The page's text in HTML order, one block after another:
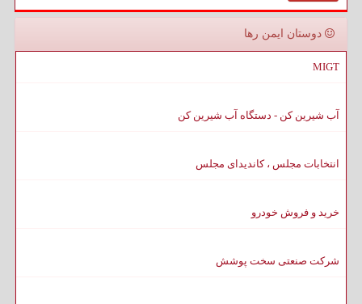
دوستان ایمن رها
MIGT
آب شیرین کن - دستگاه آب شیرین کن
انتخابات مجلس ، کاندیدای مجلس
خرید و فروش خودرو
شرکت صنعتی سخت پوشش